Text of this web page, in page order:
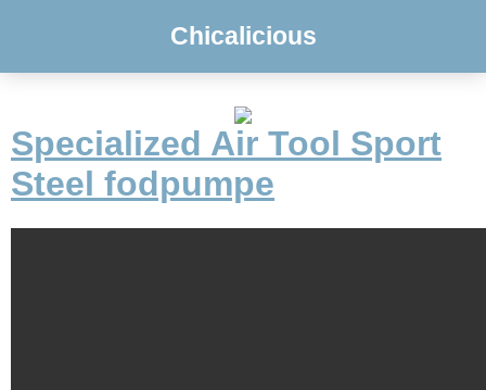
Chicalicious
Specialized Air Tool Sport
Steel fodpumpe